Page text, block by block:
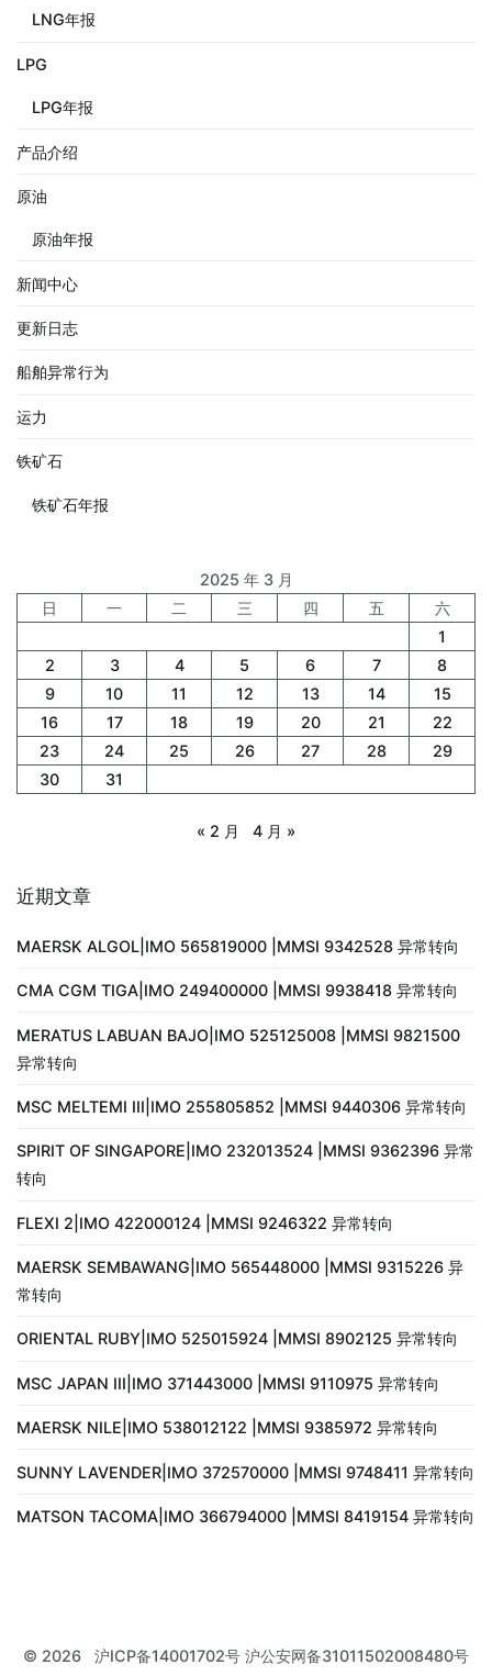
LNG年报
LPG
LPG年报
产品介绍
原油
原油年报
新闻中心
更新日志
船舶异常行为
运力
铁矿石
铁矿石年报
2025 年 3 月
日
一 二 三 四 五
六
1
2
3 4 5 6 7
8
9
10 11 12 13 14
15
16
17 18 19 20 21
22
23
24 25 26 27 28
29
30
31
« 2 月 4 月 »
近期文章
MAERSK ALGOL|IMO 565819000 |MMSI 9342528 异常转向
CMA CGM TIGA|IMO 249400000 |MMSI 9938418 异常转向
MERATUS LABUAN BAJO|IMO 525125008 |MMSI 9821500
异常转向
MSC MELTEMI III|IMO 255805852 |MMSI 9440306 异常转向
SPIRIT OF SINGAPORE|IMO 232013524 |MMSI 9362396 异常
转向
FLEXI 2|IMO 422000124 |MMSI 9246322 异常转向
MAERSK SEMBAWANG|IMO 565448000 |MMSI 9315226 异
常转向
ORIENTAL RUBY|IMO 525015924 |MMSI 8902125 异常转向
MSC JAPAN III|IMO 371443000 |MMSI 9110975 异常转向
MAERSK NILE|IMO 538012122 |MMSI 9385972 异常转向
SUNNY LAVENDER|IMO 372570000 |MMSI 9748411 异常转向
MATSON TACOMA|IMO 366794000 |MMSI 8419154 异常转向
© 2026 沪ICP备14001702号 沪公安网备31011502008480号